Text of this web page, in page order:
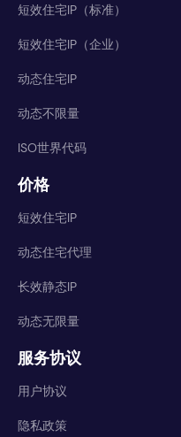
短效住宅IP（标准）
短效住宅IP（企业）
动态住宅IP
动态不限量
ISO世界代码
价格
短效住宅IP
动态住宅代理
长效静态IP
动态无限量
服务协议
用户协议
隐私政策